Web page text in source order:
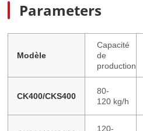
Parameters
Modèle
Capacité
de
production
CK400/CKS400
80-
120 kg/h
120-